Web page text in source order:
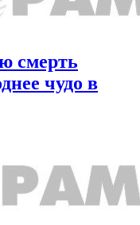
смерть
чудо в